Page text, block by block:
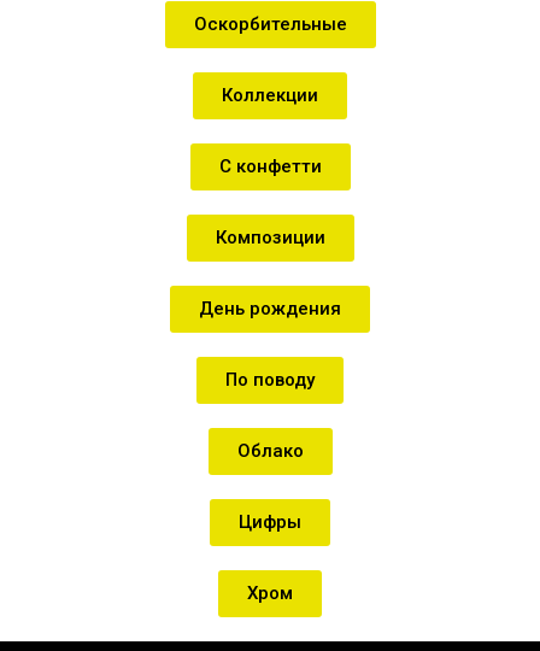
Оскорбительные
Коллекции
С конфетти
Композиции
День рождения
По поводу
Облако
Цифры
Хром